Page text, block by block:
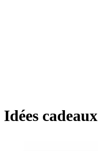
Idées cadeaux